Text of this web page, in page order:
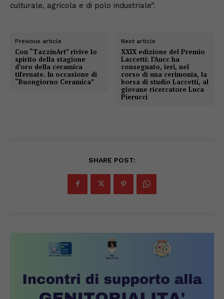
culturale, agricola e di polo industriale”.
Previous article
Con “TazzinArt” rivive lo
spirito della stagione
d’oro della ceramica
tifernate. In occasione di
“Buongiorno Ceramica”
Next article
XXIX edizione del Premio
Laccetti: l’Aucc ha
consegnato, ieri, nel
corso di una cerimonia, la
borsa di studio Laccetti, al
giovane ricercatore Luca
Pierucci
SHARE POST: